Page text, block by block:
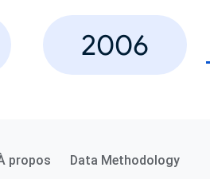
2006
propos Data Methodology